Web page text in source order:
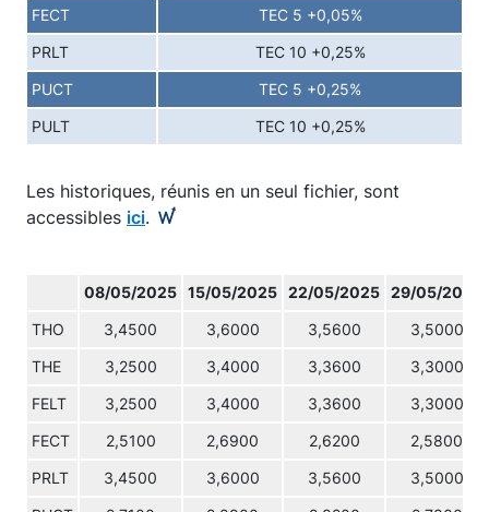
FECT TEC 5 +0,05%
PRLT TEC 10 +0,25%
PUCT TEC 5 +0,25%
PULT TEC 10 +0,25%
Les historiques, réunis en un seul fichier, sont
accessibles ici.
08/05/2025 15/05/2025 22/05/2025 29/05/2025
THO 3,4500 3,6000 3,5600 3,5000
THE 3,2500 3,4000 3,3600 3,3000
FELT 3,2500 3,4000 3,3600 3,3000
FECT 2,5100 2,6900 2,6200 2,5800
PRLT 3,4500 3,6000 3,5600 3,5000